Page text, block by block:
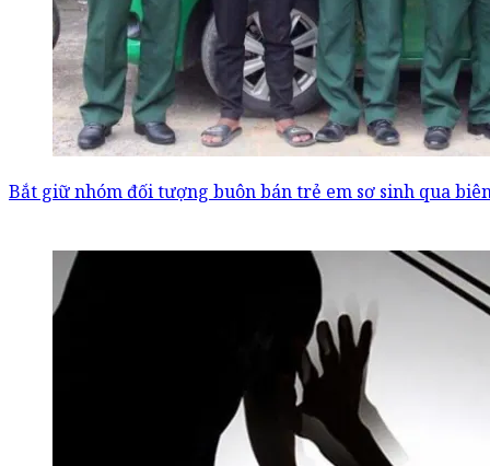
Bắt giữ nhóm đối tượng buôn bán trẻ em sơ sinh qua